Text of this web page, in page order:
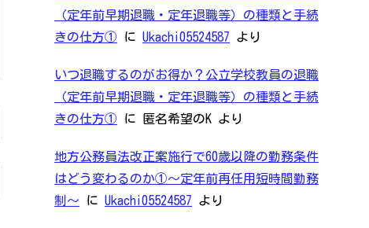
（定年前早期退職・定年退職等）の種類と手続
きの仕方① に Ukachi05524587 より
いつ退職するのがお得か？公立学校教員の退職
（定年前早期退職・定年退職等）の種類と手続
きの仕方① に 匿名希望のK より
地方公務員法改正案施行で60歳以降の勤務条件
はどう変わるのか①～定年前再任用短時間勤務
制～ に Ukachi05524587 より